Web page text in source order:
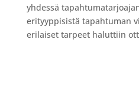
yhdessä
erityyppisistä tapahtuman
erilaiset tarpeet haluttiin